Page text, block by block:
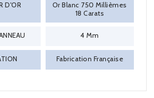
D'OR
Or Blanc 750 Millièmes
18 Carats
4 Mm
Fabrication Française